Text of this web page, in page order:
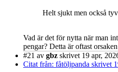
Helt sjukt men också
Vad är det för nytta när man
pengar? Detta är oftast
#21 av gbz skrivet 19 apr,
Citat från: fåtöljpanda skrivet